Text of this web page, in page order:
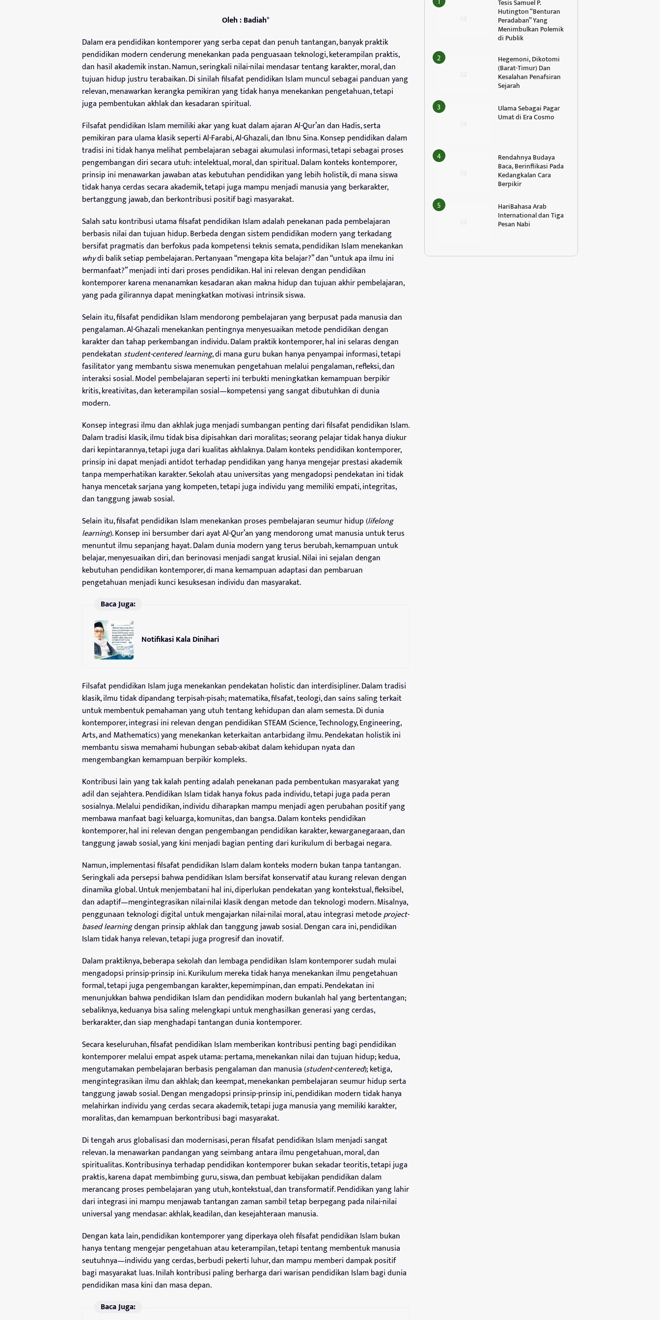
Oleh : Badiah*
Dalam era pendidikan kontemporer yang serba cepat dan penuh tantangan, banyak praktik
pendidikan modern cenderung menekankan pada penguasaan teknologi, keterampilan praktis,
dan hasil akademik instan. Namun, seringkali nilai-nilai mendasar tentang karakter, moral, dan
tujuan hidup justru terabaikan. Di sinilah filsafat pendidikan Islam muncul sebagai panduan yang
relevan, menawarkan kerangka pemikiran yang tidak hanya menekankan pengetahuan, tetapi
juga pembentukan akhlak dan kesadaran spiritual.
Filsafat pendidikan Islam memiliki akar yang kuat dalam ajaran Al-Qur’an dan Hadis, serta
pemikiran para ulama klasik seperti Al-Farabi, Al-Ghazali, dan Ibnu Sina. Konsep pendidikan dalam
tradisi ini tidak hanya melihat pembelajaran sebagai akumulasi informasi, tetapi sebagai proses
pengembangan diri secara utuh: intelektual, moral, dan spiritual. Dalam konteks kontemporer,
prinsip ini menawarkan jawaban atas kebutuhan pendidikan yang lebih holistik, di mana siswa
tidak hanya cerdas secara akademik, tetapi juga mampu menjadi manusia yang berkarakter,
bertanggung jawab, dan berkontribusi positif bagi masyarakat.
Salah satu kontribusi utama filsafat pendidikan Islam adalah penekanan pada pembelajaran
berbasis nilai dan tujuan hidup. Berbeda dengan sistem pendidikan modern yang terkadang
bersifat pragmatis dan berfokus pada kompetensi teknis semata, pendidikan Islam menekankan
whydi balik setiap pembelajaran. Pertanyaan “mengapa kita belajar?” dan “untuk apa ilmu ini
bermanfaat?” menjadi inti dari proses pendidikan. Hal ini relevan dengan pendidikan
kontemporer karena menanamkan kesadaran akan makna hidup dan tujuan akhir pembelajaran,
yang pada gilirannya dapat meningkatkan motivasi intrinsik siswa.
Selain itu, filsafat pendidikan Islam mendorong pembelajaran yang berpusat pada manusia dan
pengalaman. Al-Ghazali menekankan pentingnya menyesuaikan metode pendidikan dengan
karakter dan tahap perkembangan individu. Dalam praktik kontemporer, hal ini selaras dengan
pendekatanstudent-centered learning, di mana guru bukan hanya penyampai informasi, tetapi
fasilitator yang membantu siswa menemukan pengetahuan melalui pengalaman, refleksi, dan
interaksi sosial. Model pembelajaran seperti ini terbukti meningkatkan kemampuan berpikir
kritis, kreativitas, dan keterampilan sosial—kompetensi yang sangat dibutuhkan di dunia
modern.
Konsep integrasi ilmu dan akhlak juga menjadi sumbangan penting dari filsafat pendidikan Islam.
Dalam tradisi klasik, ilmu tidak bisa dipisahkan dari moralitas; seorang pelajar tidak hanya diukur
dari kepintarannya, tetapi juga dari kualitas akhlaknya. Dalam konteks pendidikan kontemporer,
prinsip ini dapat menjadi antidot terhadap pendidikan yang hanya mengejar prestasi akademik
tanpa memperhatikan karakter. Sekolah atau universitas yang mengadopsi pendekatan ini tidak
hanya mencetak sarjana yang kompeten, tetapi juga individu yang memiliki empati, integritas,
dan tanggung jawab sosial.
Selain itu, filsafat pendidikan Islam menekankan proses pembelajaran seumur hidup (lifelong
learning). Konsep ini bersumber dari ayat Al-Qur’an yang mendorong umat manusia untuk terus
menuntut ilmu sepanjang hayat. Dalam dunia modern yang terus berubah, kemampuan untuk
belajar, menyesuaikan diri, dan berinovasi menjadi sangat krusial. Nilai ini sejalan dengan
kebutuhan pendidikan kontemporer, di mana kemampuan adaptasi dan pembaruan
pengetahuan menjadi kunci kesuksesan individu dan masyarakat.
Baca Juga:
Notifikasi Kala Dinihari
Filsafat pendidikan Islam juga menekankan pendekatan holistic dan interdisipliner. Dalam tradisi
klasik, ilmu tidak dipandang terpisah-pisah; matematika, filsafat, teologi, dan sains saling terkait
untuk membentuk pemahaman yang utuh tentang kehidupan dan alam semesta. Di dunia
kontemporer, integrasi ini relevan dengan pendidikan STEAM (Science, Technology, Engineering,
Arts, and Mathematics) yang menekankan keterkaitan antarbidang ilmu. Pendekatan holistik ini
membantu siswa memahami hubungan sebab-akibat dalam kehidupan nyata dan
mengembangkan kemampuan berpikir kompleks.
Kontribusi lain yang tak kalah penting adalah penekanan pada pembentukan masyarakat yang
adil dan sejahtera. Pendidikan Islam tidak hanya fokus pada individu, tetapi juga pada peran
sosialnya. Melalui pendidikan, individu diharapkan mampu menjadi agen perubahan positif yang
membawa manfaat bagi keluarga, komunitas, dan bangsa. Dalam konteks pendidikan
kontemporer, hal ini relevan dengan pengembangan pendidikan karakter, kewarganegaraan, dan
tanggung jawab sosial, yang kini menjadi bagian penting dari kurikulum di berbagai negara.
Namun, implementasi filsafat pendidikan Islam dalam konteks modern bukan tanpa tantangan.
Seringkali ada persepsi bahwa pendidikan Islam bersifat konservatif atau kurang relevan dengan
dinamika global. Untuk menjembatani hal ini, diperlukan pendekatan yang kontekstual, fleksibel,
dan adaptif—mengintegrasikan nilai-nilai klasik dengan metode dan teknologi modern. Misalnya,
penggunaan teknologi digital untuk mengajarkan nilai-nilai moral, atau integrasi metodeproject-
based learningdengan prinsip akhlak dan tanggung jawab sosial. Dengan cara ini, pendidikan
Islam tidak hanya relevan, tetapi juga progresif dan inovatif.
Dalam praktiknya, beberapa sekolah dan lembaga pendidikan Islam kontemporer sudah mulai
mengadopsi prinsip-prinsip ini. Kurikulum mereka tidak hanya menekankan ilmu pengetahuan
formal, tetapi juga pengembangan karakter, kepemimpinan, dan empati. Pendekatan ini
menunjukkan bahwa pendidikan Islam dan pendidikan modern bukanlah hal yang bertentangan;
sebaliknya, keduanya bisa saling melengkapi untuk menghasilkan generasi yang cerdas,
berkarakter, dan siap menghadapi tantangan dunia kontemporer.
Secara keseluruhan, filsafat pendidikan Islam memberikan kontribusi penting bagi pendidikan
kontemporer melalui empat aspek utama: pertama, menekankan nilai dan tujuan hidup; kedua,
mengutamakan pembelajaran berbasis pengalaman dan manusia (student-centered); ketiga,
mengintegrasikan ilmu dan akhlak; dan keempat, menekankan pembelajaran seumur hidup serta
tanggung jawab sosial. Dengan mengadopsi prinsip-prinsip ini, pendidikan modern tidak hanya
melahirkan individu yang cerdas secara akademik, tetapi juga manusia yang memiliki karakter,
moralitas, dan kemampuan berkontribusi bagi masyarakat.
Di tengah arus globalisasi dan modernisasi, peran filsafat pendidikan Islam menjadi sangat
relevan. Ia menawarkan pandangan yang seimbang antara ilmu pengetahuan, moral, dan
spiritualitas. Kontribusinya terhadap pendidikan kontemporer bukan sekadar teoritis, tetapi juga
praktis, karena dapat membimbing guru, siswa, dan pembuat kebijakan pendidikan dalam
merancang proses pembelajaran yang utuh, kontekstual, dan transformatif. Pendidikan yang lahir
dari integrasi ini mampu menjawab tantangan zaman sambil tetap berpegang pada nilai-nilai
universal yang mendasar: akhlak, keadilan, dan kesejahteraan manusia.
Dengan kata lain, pendidikan kontemporer yang diperkaya oleh filsafat pendidikan Islam bukan
hanya tentang mengejar pengetahuan atau keterampilan, tetapi tentang membentuk manusia
seutuhnya—individu yang cerdas, berbudi pekerti luhur, dan mampu memberi dampak positif
bagi masyarakat luas. Inilah kontribusi paling berharga dari warisan pendidikan Islam bagi dunia
pendidikan masa kini dan masa depan.
Baca Juga:
Tesis Samuel P.
Hutington “Benturan
Peradaban” Yang
Menimbulkan Polemik
di Publik
Hegemoni, Dikotomi
(Barat-Timur) Dan
Kesalahan Penafsiran
Sejarah
Ulama Sebagai Pagar
Umat di Era Cosmo
Rendahnya Budaya
Baca, Berinflikasi Pada
Kedangkalan Cara
Berpikir
HariBahasa Arab
International dan Tiga
Pesan Nabi